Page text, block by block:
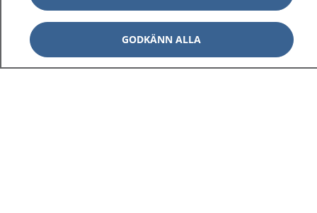
Om 1177 Visa
Kontakt Visa
GODKÄNN ALLA